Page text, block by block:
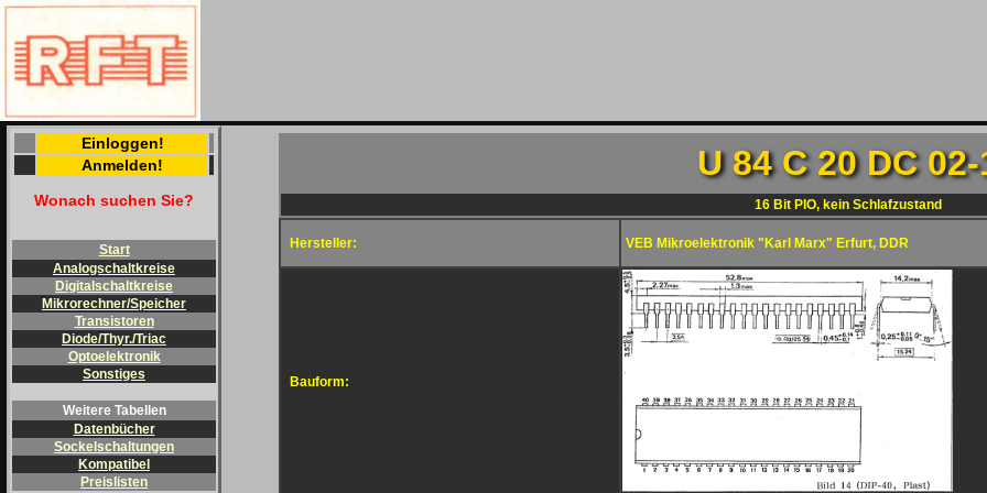
Einloggen!
Anmelden!
Wonach suchen Sie?
Start
Analogschaltkreise
Digitalschaltkreise
Mikrorechner/Speicher
Transistoren
Diode/Thyr./Triac
Optoelektronik
Sonstiges
Weitere Tabellen
Datenbücher
Sockelschaltungen
Kompatibel
Preislisten
U 84 C 20 DC 02-
16 Bit PIO, kein Schlafzustand
Hersteller: VEB Mikroelektronik "Karl Marx" Erfurt, DDR
Bauform: